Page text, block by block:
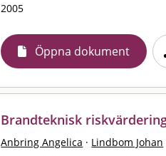
2005
Öppna dokument
Brandteknisk
Anbring Angelica · Lindbom Johan